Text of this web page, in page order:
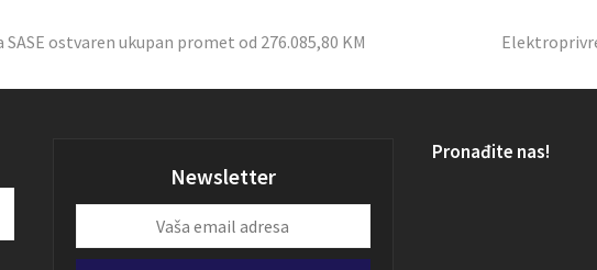
ostvaren ukupan promet od 276.085,80 KM
Newsletter
email
Pronađite nas!